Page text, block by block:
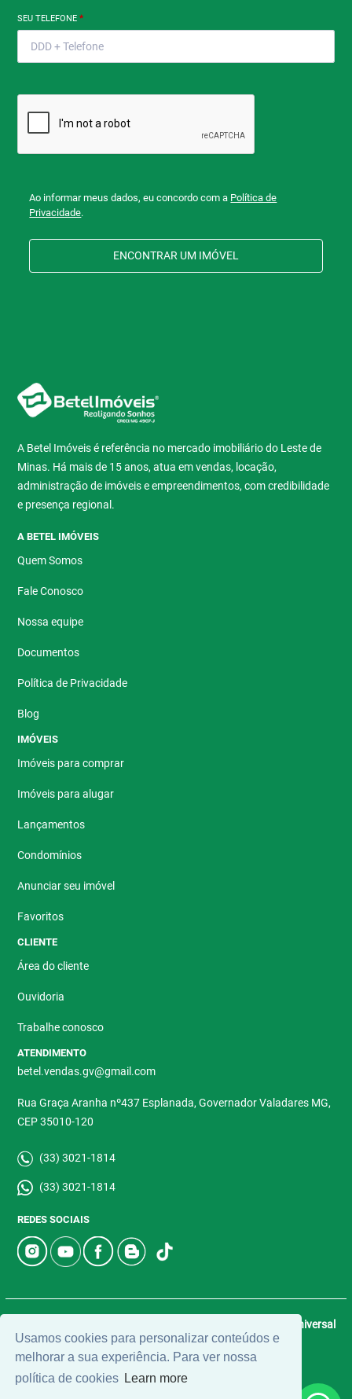
Usamos cookies para personalizar conteúdos e
melhorar a sua experiência. Para ver nossa
política de cookies Learn more
SEU TELEFONE*
Ao informar meus dados, eu concordo com a Política de
Privacidade.
ENCONTRAR UM IMÓVEL
A Betel Imóveis é referência no mercado imobiliário do Leste de
Minas. Há mais de 15 anos, atua em vendas, locação,
administração de imóveis e empreendimentos, com credibilidade
e presença regional.
A BETEL IMÓVEIS
Quem Somos
Fale Conosco
Nossa equipe
Documentos
Política de Privacidade
Blog
IMÓVEIS
Imóveis para comprar
Imóveis para alugar
Lançamentos
Condomínios
Anunciar seu imóvel
Favoritos
CLIENTE
Área do cliente
Ouvidoria
Trabalhe conosco
ATENDIMENTO
betel.vendas.gv@gmail.com
Rua Graça Aranha nº437 Esplanada, Governador Valadares MG,
CEP 35010-120
(33) 3021-1814
(33) 3021-1814
REDES SOCIAIS
Universal
Software.